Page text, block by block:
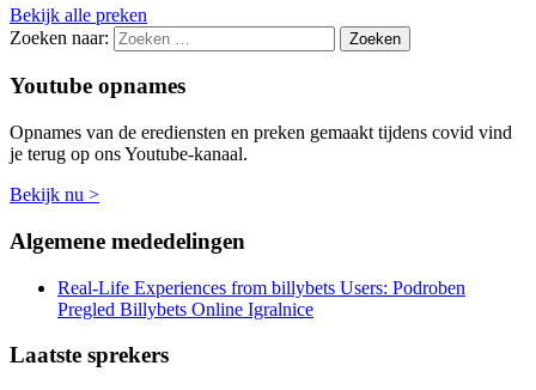
Bekijk alle preken
Zoeken naar:
Youtube opnames
Opnames van de erediensten en preken gemaakt tijdens covid vind
je terug op ons Youtube-kanaal.
Bekijk nu >
Algemene mededelingen
Real-Life Experiences from billybets Users: Podroben
Pregled Billybets Online Igralnice
Laatste sprekers